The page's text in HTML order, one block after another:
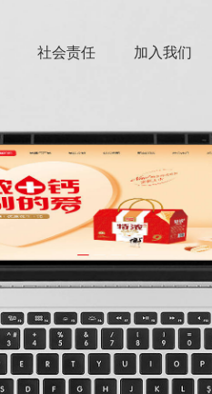
社会责任 加入我们